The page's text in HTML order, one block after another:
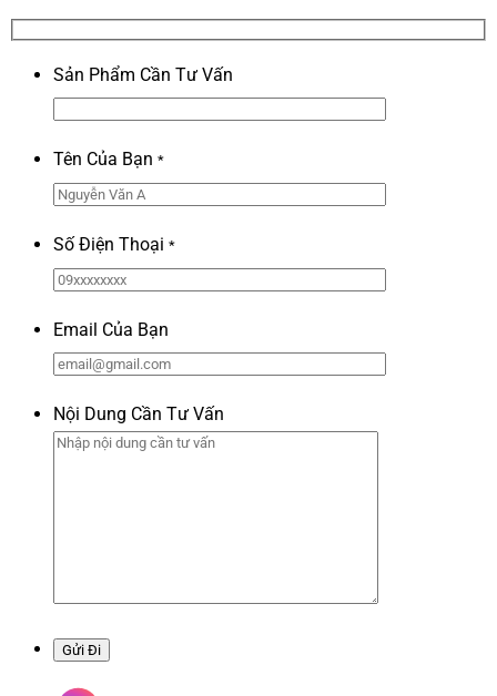
Sản Phẩm Cần Tư Vấn
Tên Của Bạn *
Số Điện Thoại *
Email Của Bạn
Nội Dung Cần Tư Vấn